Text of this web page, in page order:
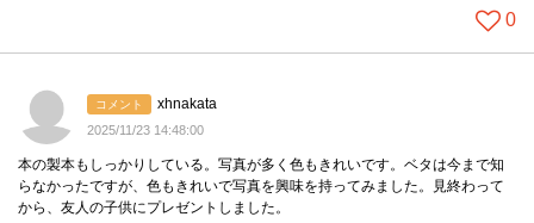
0
コメント xhnakata
2025/11/23 14:48:00
本の製本もしっかりしている。写真が多く色もきれいです。ベタは今まで知
らなかったですが、色もきれいで写真を興味を持ってみました。見終わって
から、友人の子供にプレゼントしました。